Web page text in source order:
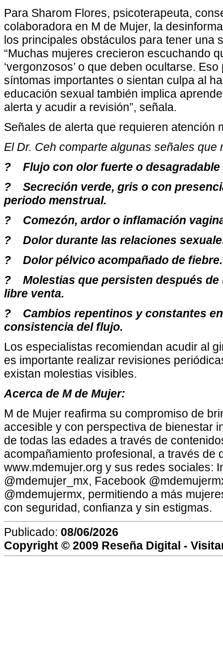
Para Sharom Flores, psicoterapeuta,
colaboradora en M de Mujer, la
los principales obstáculos para tener una
“Muchas mujeres crecieron escuchando
‘vergonzosos’ o que deben ocultarse.
síntomas importantes o sientan culpa al
educación sexual también implica
alerta y acudir a revisión”, señala.
Señales de alerta que requieren atención
El Dr. Ceh comparte algunas señales que
? Flujo con olor fuerte o desagradable
? Secreción verde, gris o con
periodo menstrual.
? Comezón, ardor o inflamación
? Dolor durante las relaciones
? Dolor pélvico acompañado de fiebre.
? Molestias que persisten después de
libre venta.
? Cambios repentinos y constantes
consistencia del flujo.
Los especialistas recomiendan acudir al
es importante realizar revisiones
existan molestias visibles.
Acerca de M de Mujer:
M de Mujer reafirma su compromiso de
accesible y con perspectiva de bienestar
de todas las edades a través de
acompañamiento profesional, a través de
www.mdemujer.org y sus redes sociales:
@mdemujer_mx, Facebook
@mdemujermx, permitiendo a más
con seguridad, confianza y sin estigmas.
Publicado: 08/06/2026
Copyright © 2009 Reseña Digital -